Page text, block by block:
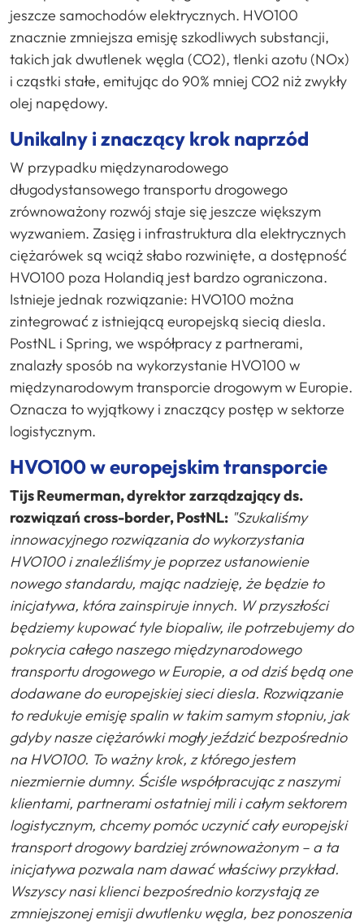
jeszcze samochodów elektrycznych. HVO100
znacznie zmniejsza emisję szkodliwych substancji,
takich jak dwutlenek węgla (CO2), tlenki azotu (NOx)
i cząstki stałe, emitując do 90% mniej CO2 niż zwykły
olej napędowy.
Unikalny i znaczący krok naprzód
W przypadku międzynarodowego
długodystansowego transportu drogowego
zrównoważony rozwój staje się jeszcze większym
wyzwaniem. Zasięg i infrastruktura dla elektrycznych
ciężarówek są wciąż słabo rozwinięte, a dostępność
HVO100 poza Holandią jest bardzo ograniczona.
Istnieje jednak rozwiązanie: HVO100 można
zintegrować z istniejącą europejską siecią diesla.
PostNL i Spring, we współpracy z partnerami,
znalazły sposób na wykorzystanie HVO100 w
międzynarodowym transporcie drogowym w Europie.
Oznacza to wyjątkowy i znaczący postęp w sektorze
logistycznym.
HVO100 w europejskim transporcie
Tijs Reumerman, dyrektorzarządzający ds.
rozwiązań cross-border, PostNL: "Szukaliśmy
innowacyjnego rozwiązania do wykorzystania
HVO100 iznaleźliśmy je poprzez ustanowienie
nowego standardu, mając nadzieję, że będzie to
inicjatywa, którazainspiruje innych. W przyszłości
będziemy kupować tyle biopaliw, ile potrzebujemy do
pokrycia całego naszego międzynarodowego
transportu drogowego w Europie, a od dziś będą one
dodawane do europejskiej sieci diesla. Rozwiązanie
to redukuje emisję spalin w takim samym stopniu, jak
gdyby nasze ciężarówki mogły jeździć bezpośrednio
na HVO100. To ważny krok, z którego jestem
niezmiernie dumny. Ściśle współpracując z naszymi
klientami, partnerami ostatniej mili i całym sektorem
logistycznym, chcemy pomóc uczynić cały europejski
transport drogowy bardziejzrównoważonym – a ta
inicjatywa pozwala nam dawać właściwy przykład.
Wszyscy nasi klienci bezpośrednio korzystają ze
zmniejszonej emisji dwutlenku węgla, bez ponoszenia